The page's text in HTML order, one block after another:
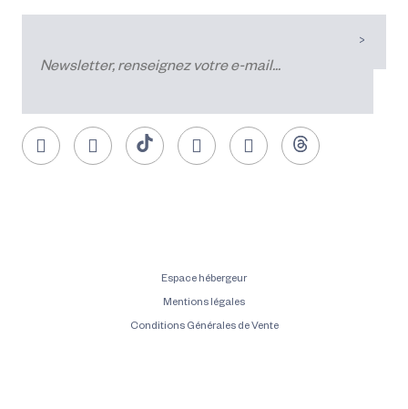
Espace hébergeur
Mentions légales
Conditions Générales de Vente